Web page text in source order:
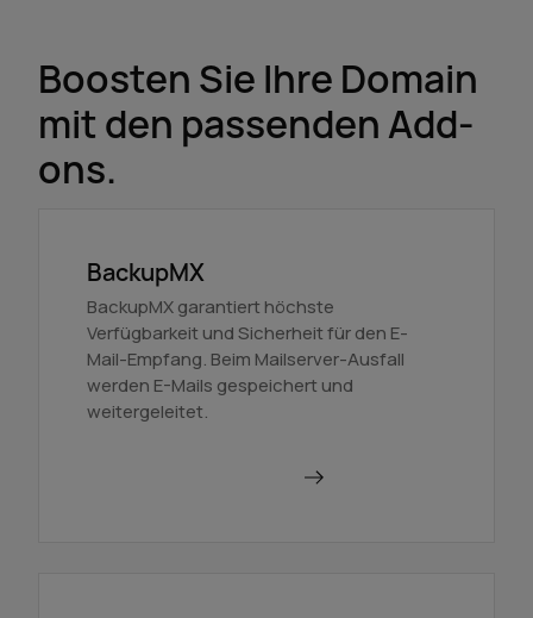
Boosten Sie Ihre Domain
mit den passenden Add-
ons.
BackupMX
BackupMX garantiert höchste
Verfügbarkeit und Sicherheit für den E-
Mail-Empfang. Beim Mailserver-Ausfall
werden E-Mails gespeichert und
weitergeleitet.